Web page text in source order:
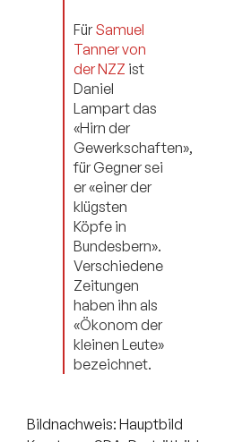
Für Samuel
Tanner von
der NZZ ist
Daniel
Lampart das
«Hirn der
Gewerkschaften»,
für Gegner sei
er «einer der
klügsten
Köpfe in
Bundesbern».
Verschiedene
Zeitungen
haben ihn als
«Ökonom der
kleinen Leute»
bezeichnet.
Bildnachweis: Hauptbild